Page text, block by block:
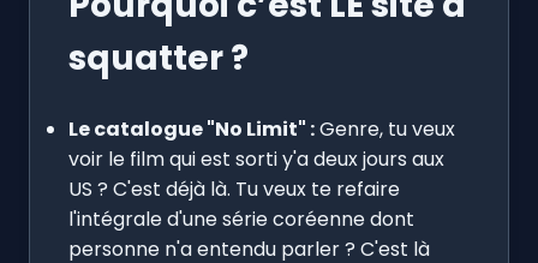
squatter ?
Le catalogue "No Limit" :Genre, tu veux
voir le film qui est sorti y'a deux jours aux
US ? C'est déjà là. Tu veux te refaire
l'intégrale d'une série coréenne dont
personne n'a entendu parler ? C'est là